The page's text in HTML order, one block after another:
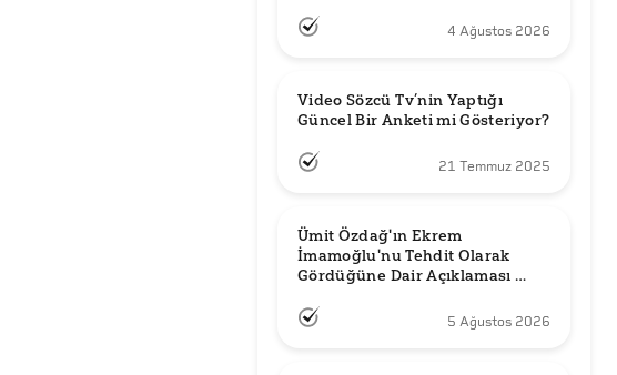
4 Ağustos 2026
Video Sözcü Tv’nin Yaptığı
Güncel Bir Anketi mi Gösteriyor?
21 Temmuz 2025
Ümit Özdağ'ın Ekrem
İmamoğlu'nu Tehdit Olarak
Gördüğüne Dair Açıklaması
5 Ağustos 2026